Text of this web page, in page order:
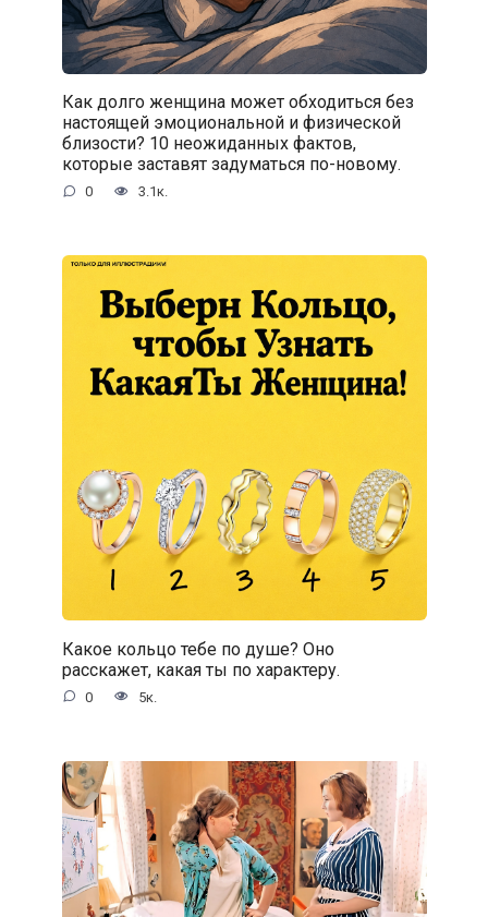
Как долго женщина может обходиться без
настоящей эмоциональной и физической
близости? 10 неожиданных фактов,
которые заставят задуматься по-новому.
0 3.1к.
Какое кольцо тебе по душе? Оно
расскажет, какая ты по характеру.
0 5к.